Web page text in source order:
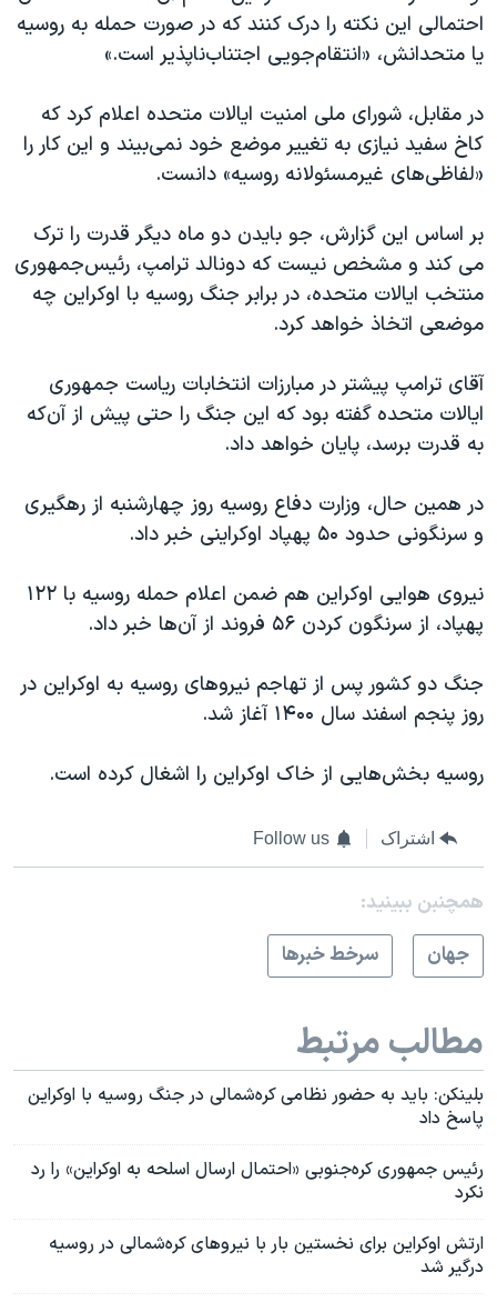
احتمالی این نکته را درک کنند که در صورت حمله به روسیه
یا متحدانش، «انتقام‌جویی اجتناب‌ناپذیر است.»
در مقابل، شورای ملی امنیت ایالات متحده اعلام کرد که
کاخ سفید نیازی به تغییر موضع خود نمی‌بیند و این کار را
«لفاظی‌های غیرمسئولانه روسیه» دانست.
بر اساس این گزارش، جو بایدن دو ماه دیگر قدرت را ترک
می کند و مشخص نیست که دونالد ترامپ، رئیس‌جمهوری
منتخب ایالات متحده، در برابر جنگ روسیه با اوکراین چه
موضعی اتخاذ خواهد کرد.
آقای ترامپ پیشتر در مبارزات انتخابات ریاست جمهوری
ایالات متحده گفته بود که این جنگ را حتی پیش از آن‌که
به قدرت برسد، پایان خواهد داد.
در همین حال، وزارت دفاع روسیه روز چهارشنبه از رهگیری
و سرنگونی حدود ۵۰ پهپاد اوکراینی خبر داد.
نیروی هوایی اوکراین هم ضمن اعلام حمله روسیه با ۱۲۲
پهپاد، از سرنگون کردن ۵۶ فروند از آن‌ها خبر داد.
جنگ دو کشور پس از تهاجم نیروهای روسیه به اوکراین در
روز پنجم اسفند سال ۱۴۰۰ آغاز شد.
روسیه بخش‌هایی از خاک اوکراین را اشغال کرده است.
اشتراک Follow us
همچنبن ببینید:
جهان
سرخط خبرها
مطالب مرتبط
بلینکن: باید به حضور نظامی کره‌شمالی در جنگ روسیه با اوکراین
پاسخ داد
رئیس‌ جمهوری کره‌جنوبی «احتمال ارسال اسلحه به اوکراین» را رد
نکرد
ارتش اوکراین برای نخستین بار با نیروهای کره‌شمالی در روسیه
درگیر شد